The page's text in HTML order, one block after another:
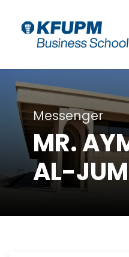
Messenger
MR.
AL-